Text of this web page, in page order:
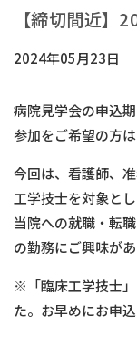
【締切間近】
2024年05月23日
病院見学会の申込
参加をご希望の方
今回は、看護師、
工学技士を対象とし
当院への就職・転
の勤務にご興味が
※「臨床工学技士
た。お早めにお申